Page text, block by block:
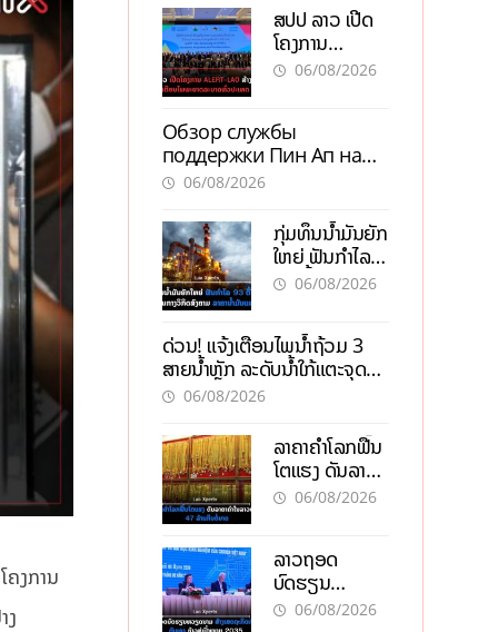
ງການ
ງ
ເສດຖະກິດ
ທ້ອງຖິ່ນ
ສປປ ລາວ ເປີດ
ໂຄງການ
ALERT-LAO
ລະບາດທົ່ວ
ປະເທດ
06/08/2026
Обзор службы
поддержки Пин Ап на
официальном сайте с
информацией
06/08/2026
ກຸ່ມທຶນນ້ຳມັນຍັກ
ໃຫຍ່ ຟັນກຳໄລ
93 ຕື້ໂດລາ
ນໍ້າມັນແພງ
06/08/2026
ດ່ວນ! ແຈ້ງເຕືອນໄພນໍ້າຖ້ວມ 3
ສາຍນໍ້າຫຼັກ ລະດັບນໍ້າໃກ້ແຕະຈຸດ
ອັນຕະລາຍ
06/08/2026
ລາຄາຄຳໂລກຟື້ນ
ໂຕແຮງ ດັນລາຄາ
ຄຳໃນລາວທະລຸ
06/08/2026
ລາວຖອດ
ບົດຮຽນ
ຫວຽດນາມ ສ້າງ
06/08/2026